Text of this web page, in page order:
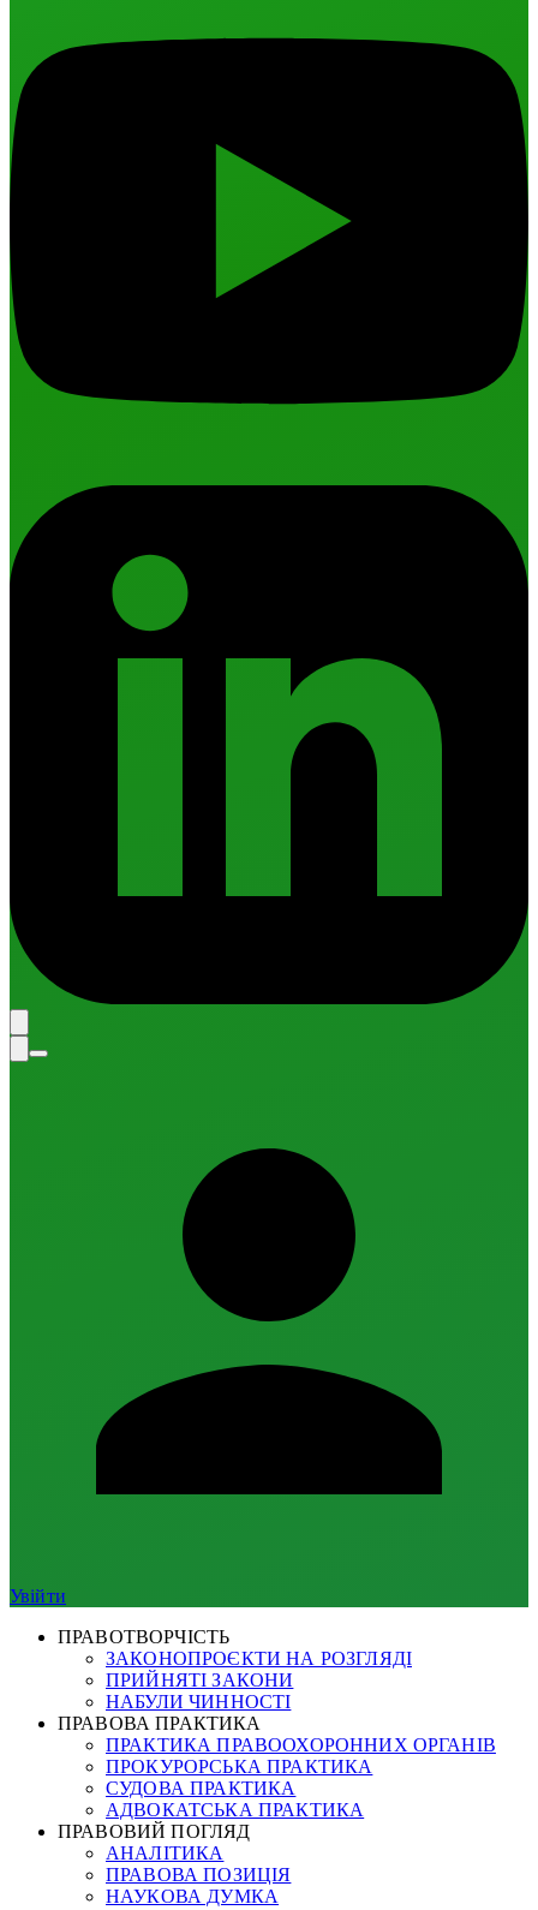
Увійти
ПРАВОТВОРЧІСТЬ
ЗАКОНОПРОЄКТИ НА РОЗГЛЯДІ
ПРИЙНЯТІ ЗАКОНИ
НАБУЛИ ЧИННОСТІ
ПРАВОВА ПРАКТИКА
ПРАКТИКА ПРАВООХОРОННИХ ОРГАНІВ
ПРОКУРОРСЬКА ПРАКТИКА
СУДОВА ПРАКТИКА
АДВОКАТСЬКА ПРАКТИКА
ПРАВОВИЙ ПОГЛЯД
АНАЛІТИКА
ПРАВОВА ПОЗИЦІЯ
НАУКОВА ДУМКА